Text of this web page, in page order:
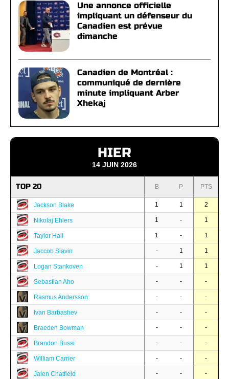
Une annonce officielle
impliquant un défenseur du
Canadien est prévue
dimanche
Canadien de Montréal :
communiqué de dernière
minute impliquant Arber
Xhekaj
HIER
14 JUIN 2026
TOP 20 B P PTS
Jackson Blake 1 1 2
Nikolaj Ehlers 1 - 1
Taylor Hall 1 - 1
Jaccob Slavin - 1 1
Logan Stankoven - 1 1
Sebastian Aho - - -
Rasmus Andersson - - -
Ivan Barbashev - - -
Braeden Bowman - - -
Brandon Bussi - - -
William Carrier - - -
Jalen Chatfield - - -